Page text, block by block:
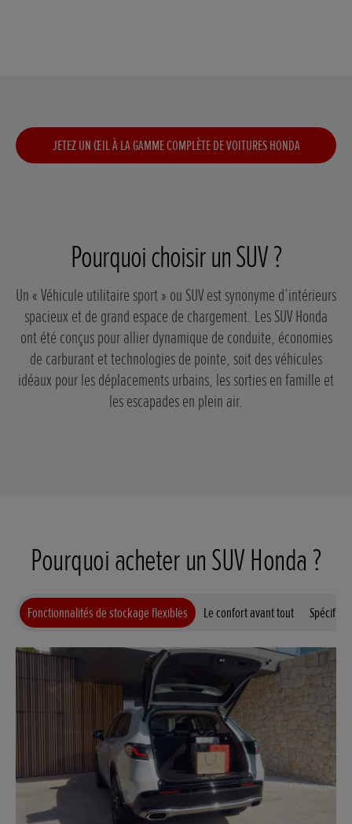
JETEZ UN ŒIL À LA GAMME COMPLÈTE DE VOITURES HONDA
Pourquoi choisir un SUV ?
Un « Véhicule utilitaire sport » ou SUV est synonyme d’intérieurs
spacieux et de grand espace de chargement. Les SUV Honda
ont été conçus pour allier dynamique de conduite, économies
de carburant et technologies de pointe, soit des véhicules
idéaux pour les déplacements urbains, les sorties en famille et
les escapades en plein air.
Pourquoi acheter un SUV Honda ?
Fonctionnalités de stockage flexibles Le confort avant tout